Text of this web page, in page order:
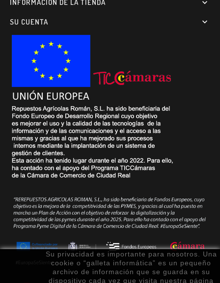
INFORMACIÓN DE LA TIENDA 
SU CUENTA 
Su privacidad es importante para nosotros. Una
cookie o “galleta informática” es un pequeño
archivo de información que se guarda en su
dispositivo cada vez que visita nuestra página